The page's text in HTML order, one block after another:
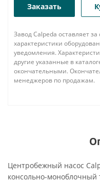
Заказать
Завод Calpeda оставляет
характеристики
уведомления.
другие указанные в
окончательными.
менеджеров по продажам.
Центробежный насос
консольно-моноблочный